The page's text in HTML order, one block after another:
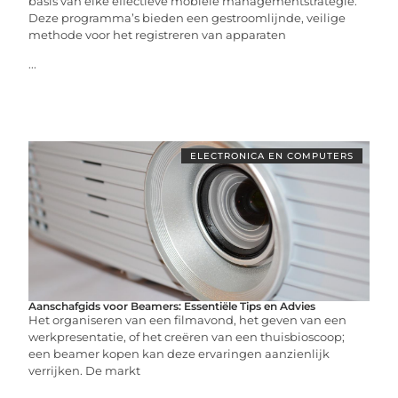
Deze programma’s bieden een gestroomlijnde, veilige
methode voor het registreren van apparaten
...
ELECTRONICA EN COMPUTERS
Aanschafgids voor Beamers: Essentiële Tips en Advies
Het organiseren van een filmavond, het geven van een
werkpresentatie, of het creëren van een thuisbioscoop;
een beamer kopen kan deze ervaringen aanzienlijk
verrijken. De markt